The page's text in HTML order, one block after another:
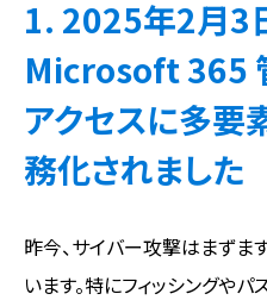
1. 2025年2月3
Microsoft 365
アクセスに多
務化されました
昨今、サイバー攻撃はまずま
います。特にフィッシングや